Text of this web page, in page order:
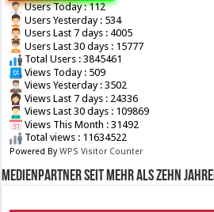
Users Today : 112
Users Yesterday : 534
Users Last 7 days : 4005
Users Last 30 days : 15777
Total Users : 3845461
Views Today : 509
Views Yesterday : 3502
Views Last 7 days : 24336
Views Last 30 days : 109869
Views This Month : 31492
Total views : 11634522
Powered ByWPS Visitor Counter
Medienpartner seit mehr als zehn